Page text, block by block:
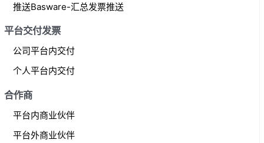
推送Basware-汇总发票推送
平台交付发票
公司平台内交付
个人平台内交付
合作商
平台内商业伙伴
平台外商业伙伴